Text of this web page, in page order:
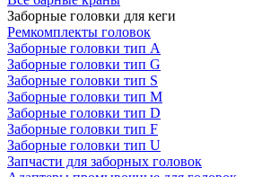
Заборные головки для кеги
Ремкомплекты головок
Заборные головки тип А
Заборные головки тип G
Заборные головки тип S
Заборные головки тип M
Заборные головки тип D
Заборные головки тип F
Заборные головки тип U
Запчасти для заборных головок